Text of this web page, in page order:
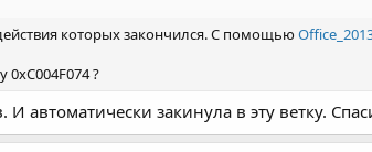
которых закончился. С помощью
?
закинула в эту ветку.